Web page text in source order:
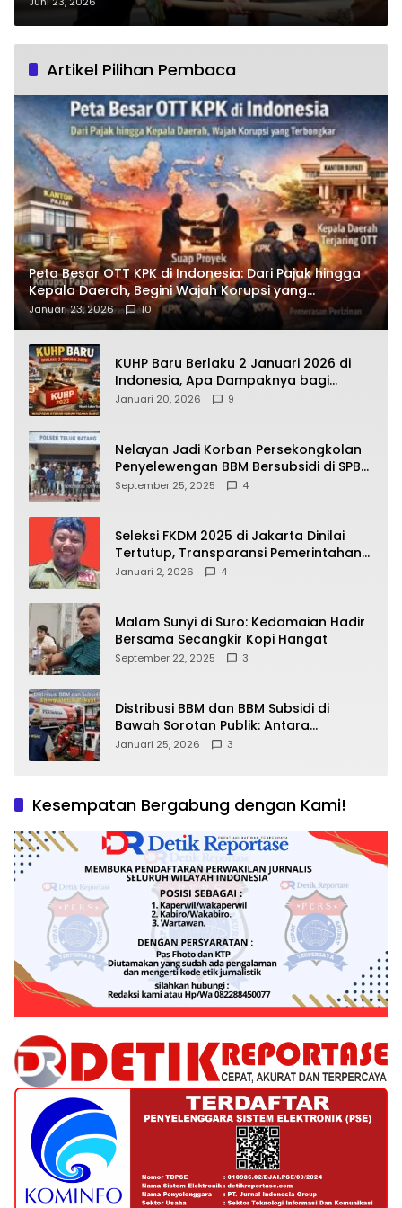
Kota Pangkalan Kerinci?
Artikel Pilihan Pembaca
Peta Besar OTT KPK di Indonesia: Dari Pajak hingga
Kepala Daerah, Begini Wajah Korupsi yang
Terbongkar
Januari 23, 2026 10
KUHP Baru Berlaku 2 Januari 2026 di
Indonesia, Apa Dampaknya bagi
Kehidupan Warga? Ini Aturan Kunci
Januari 20, 2026 9
Nelayan Jadi Korban Persekongkolan
Penyelewengan BBM Bersubsidi di SPBU
64.78809 Teluk Batang
September 25, 2025 4
Seleksi FKDM 2025 di Jakarta Dinilai
Tertutup, Transparansi Pemerintahan
Pramono–Rano Dipertanyakan
Januari 2, 2026 4
Malam Sunyi di Suro: Kedamaian Hadir
Bersama Secangkir Kopi Hangat
September 22, 2025 3
Distribusi BBM dan BBM Subsidi di
Bawah Sorotan Publik: Antara
Kepentingan Negara, Hak Konsumen,
Januari 25, 2026 3
Kesempatan Bergabung dengan Kami!